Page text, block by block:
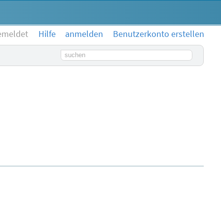
Hilfe anmelden
Benutzerkonto erstellen
Suchbegriff